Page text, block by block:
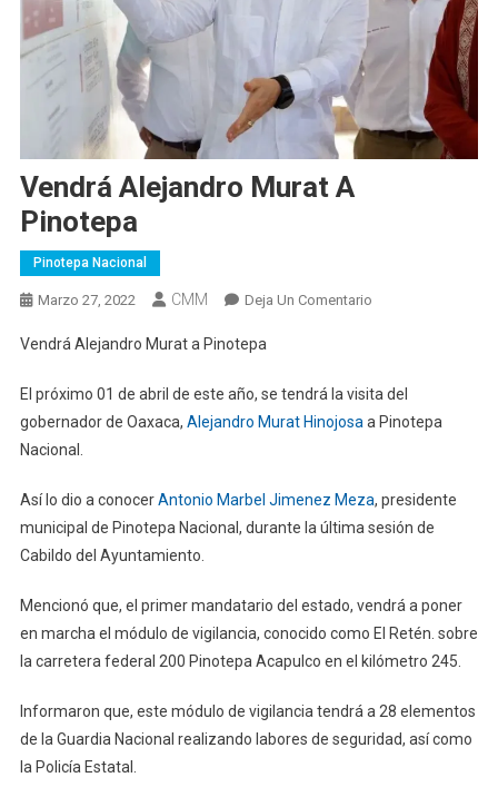
Vendrá Alejandro Murat A
Pinotepa
Pinotepa Nacional
Marzo 27, 2022 CMM Deja Un ComentarioEn
A
Pinotepa
Vendrá Alejandro Murat a Pinotepa
El próximo 01 de abril de este año, se tendrá la visita del
gobernador de Oaxaca, Alejandro Murat Hinojosaa Pinotepa
Nacional.
Así lo dio a conocerAntonio Marbel Jimenez Meza, presidente
municipal de Pinotepa Nacional, durante la última sesión de
Cabildo del Ayuntamiento.
Mencionó que, el primer mandatario del estado, vendrá a poner
en marcha el módulo de vigilancia, conocido como El Retén. sobre
la carretera federal 200 Pinotepa Acapulco en el kilómetro 245.
Informaron que, este módulo de vigilancia tendrá a 28 elementos
de la Guardia Nacional realizando labores de seguridad, así como
la Policía Estatal.